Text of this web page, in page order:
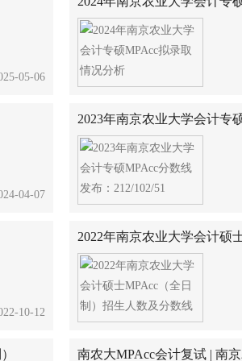
05-06
04-07
2023年南京农业大学会计专
10-12
2022年南京农业大学会计硕
南农大MPAcc会计复试 | 南